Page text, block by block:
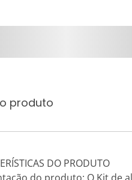
produto
DO PRODUTO